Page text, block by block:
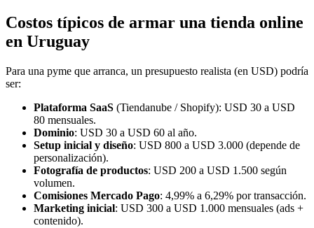
Costos típicos de armar una tienda online
en Uruguay
Para una pyme que arranca, un presupuesto realista (en USD) podría
ser:
Plataforma SaaS (Tiendanube / Shopify): USD 30 a USD
80 mensuales.
Dominio: USD 30 a USD 60 al año.
Setup inicial y diseño: USD 800 a USD 3.000 (depende de
personalización).
Fotografía de productos: USD 200 a USD 1.500 según
volumen.
Comisiones Mercado Pago: 4,99% a 6,29% por transacción.
Marketing inicial: USD 300 a USD 1.000 mensuales (ads +
contenido).